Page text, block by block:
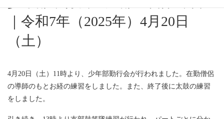
｜令和7年（2025年）4月20日
（土）
4月20日（土）11時より、少年部勤行会が行われました。在勤僧侶
の導師のもとお経の練習をしました。また、終了後に太鼓の練習
をしました。